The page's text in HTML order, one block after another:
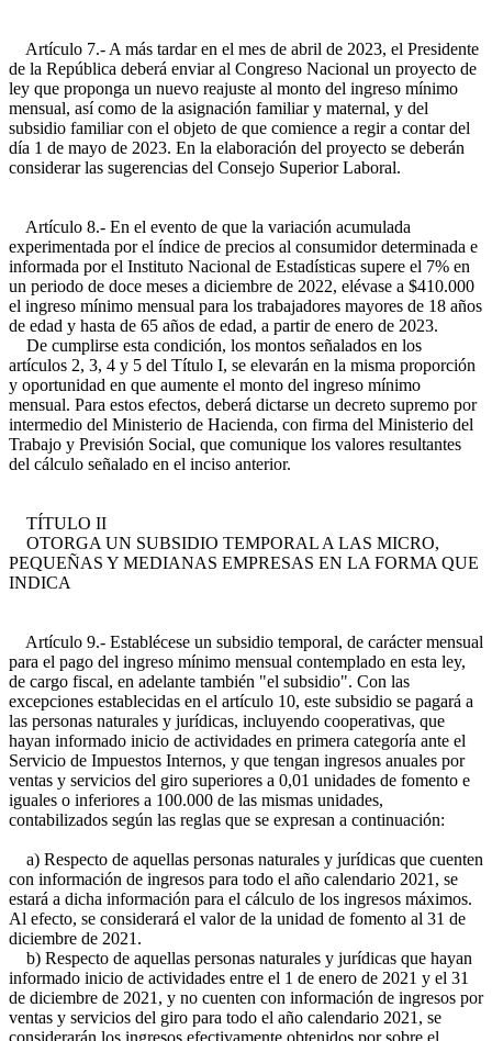
Artículo 7.- A más tardar en el mes de abril de 2023, el Presidente
de la República deberá enviar al Congreso Nacional un proyecto de
ley que proponga un nuevo reajuste al monto del ingreso mínimo
mensual, así como de la asignación familiar y maternal, y del
subsidio familiar con el objeto de que comience a regir a contar del
día 1 de mayo de 2023. En la elaboración del proyecto se deberán
considerar las sugerencias del Consejo Superior Laboral.
Artículo 8.- En el evento de que la variación acumulada
experimentada por el índice de precios al consumidor determinada e
informada por el Instituto Nacional de Estadísticas supere el 7% en
un periodo de doce meses a diciembre de 2022, elévase a $410.000
el ingreso mínimo mensual para los trabajadores mayores de 18 años
de edad y hasta de 65 años de edad, a partir de enero de 2023.
De cumplirse esta condición, los montos señalados en los
artículos 2, 3, 4 y 5 del Título I, se elevarán en la misma proporción
y oportunidad en que aumente el monto del ingreso mínimo
mensual. Para estos efectos, deberá dictarse un decreto supremo por
intermedio del Ministerio de Hacienda, con firma del Ministerio del
Trabajo y Previsión Social, que comunique los valores resultantes
del cálculo señalado en el inciso anterior.
TÍTULO II
OTORGA UN SUBSIDIO TEMPORAL A LAS MICRO,
PEQUEÑAS Y MEDIANAS EMPRESAS EN LA FORMA QUE
INDICA
Artículo 9.- Establécese un subsidio temporal, de carácter mensual
para el pago del ingreso mínimo mensual contemplado en esta ley,
de cargo fiscal, en adelante también "el subsidio". Con las
excepciones establecidas en el artículo 10, este subsidio se pagará a
las personas naturales y jurídicas, incluyendo cooperativas, que
hayan informado inicio de actividades en primera categoría ante el
Servicio de Impuestos Internos, y que tengan ingresos anuales por
ventas y servicios del giro superiores a 0,01 unidades de fomento e
iguales o inferiores a 100.000 de las mismas unidades,
contabilizados según las reglas que se expresan a continuación:
a) Respecto de aquellas personas naturales y jurídicas que cuenten
con información de ingresos para todo el año calendario 2021, se
estará a dicha información para el cálculo de los ingresos máximos.
Al efecto, se considerará el valor de la unidad de fomento al 31 de
diciembre de 2021.
b) Respecto de aquellas personas naturales y jurídicas que hayan
informado inicio de actividades entre el 1 de enero de 2021 y el 31
de diciembre de 2021, y no cuenten con información de ingresos por
ventas y servicios del giro para todo el año calendario 2021, se
considerarán los ingresos efectivamente obtenidos por sobre el